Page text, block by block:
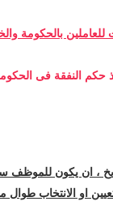
للعاملين بالحكومة
حكم النفقة فى
، ان يكون للموظف
او الانتخاب